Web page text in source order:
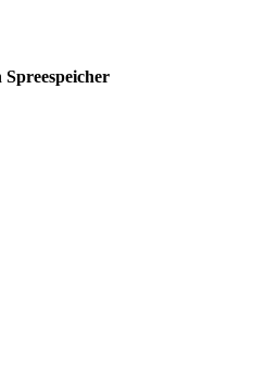
Spreespeicher